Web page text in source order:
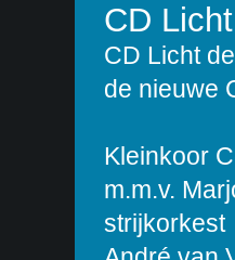
CD
CD Licht
de nieuwe
Kleinkoor
m.m.v.
strijkorkest